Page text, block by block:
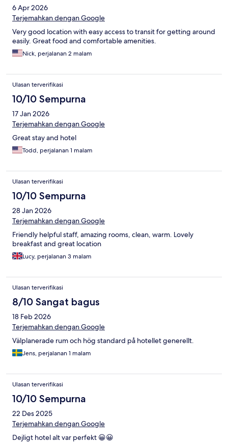
6 Apr 2026
Terjemahkan dengan Google
Very good location with easy access to transit for getting around
easily. Great food and comfortable amenities.
Nick, perjalanan 2 malam
Ulasan terverifikasi
10/10 Sempurna
17 Jan 2026
Terjemahkan dengan Google
Great stay and hotel
Todd, perjalanan 1 malam
Ulasan terverifikasi
10/10 Sempurna
28 Jan 2026
Terjemahkan dengan Google
Friendly helpful staff, amazing rooms, clean, warm. Lovely
breakfast and great location
Lucy, perjalanan 3 malam
Ulasan terverifikasi
8/10 Sangat bagus
18 Feb 2026
Terjemahkan dengan Google
Välplanerade rum och hög standard på hotellet generellt.
Jens, perjalanan 1 malam
Ulasan terverifikasi
10/10 Sempurna
22 Des 2025
Terjemahkan dengan Google
Dejligt hotel alt var perfekt 😀😀